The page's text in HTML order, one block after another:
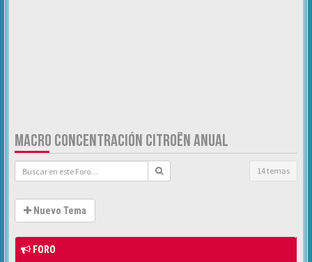
MACRO CONCENTRACIÓN CITROËN ANUAL
14 temas
Nuevo Tema
FORO